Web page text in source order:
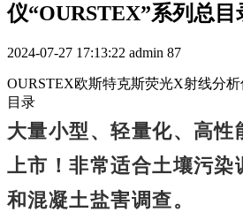
仪“OURSTEX”系列总目
2024-07-27 17:13:22 admin 87
OURSTEX欧斯特克斯荧光X射线分析
目录
大量小型、轻量化、高性
上市！非常适合土壤污染
和混凝土盐害调查。